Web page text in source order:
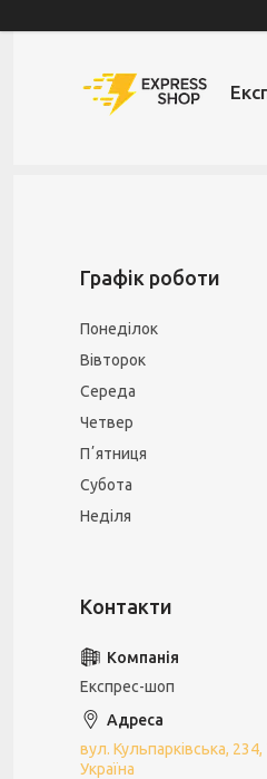
Графік роботи
Понеділок
Вівторок
Середа
Четвер
Пʼятниця
Субота
Неділя
Експрес-шоп
вул. Кульпарківська,
Україна